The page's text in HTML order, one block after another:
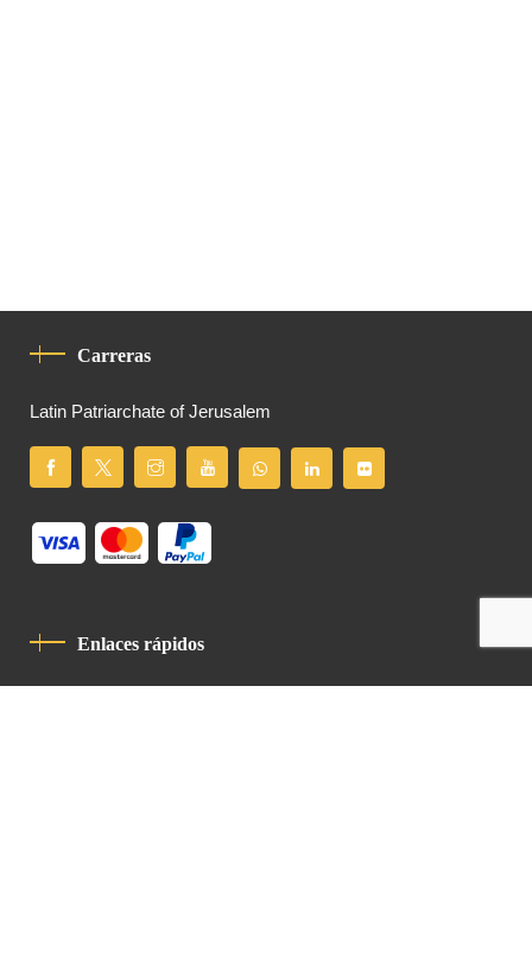
Carreras
Latin Patriarchate of Jerusalem
Enlaces rápidos